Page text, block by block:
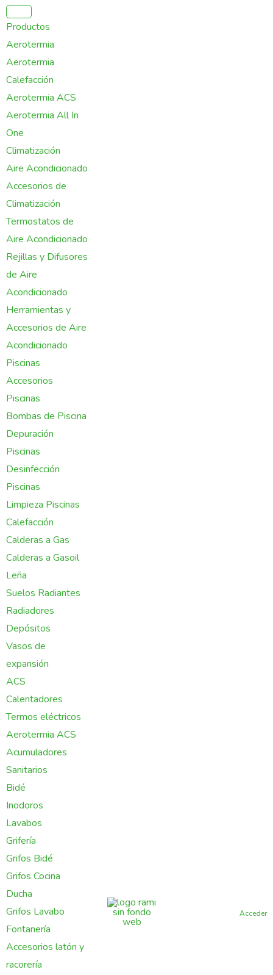
contenido
Productos
Aerotermia
Aerotermia
Calefacción
Aerotermia ACS
Aerotermia All In
One
Climatización
Aire Acondicionado
Accesorios de
Climatización
Termostatos de
Aire Acondicionado
Rejillas y Difusores
de Aire
Acondicionado
Herramientas y
Accesorios de Aire
Acondicionado
Piscinas
Accesorios
Piscinas
Bombas de Piscina
Depuración
Piscinas
Desinfección
Piscinas
Limpieza Piscinas
Calefacción
Calderas a Gas
Calderas a Gasoil
Leña
Suelos Radiantes
Radiadores
Depósitos
Vasos de
expansión
ACS
Calentadores
Termos eléctricos
Aerotermia ACS
Acumuladores
Sanitarios
Bidé
Inodoros
Lavabos
Grifería
Grifos Bidé
Grifos Cocina
Ducha
Grifos Lavabo
Fontanería
Accesorios latón y
racorería
Acceder